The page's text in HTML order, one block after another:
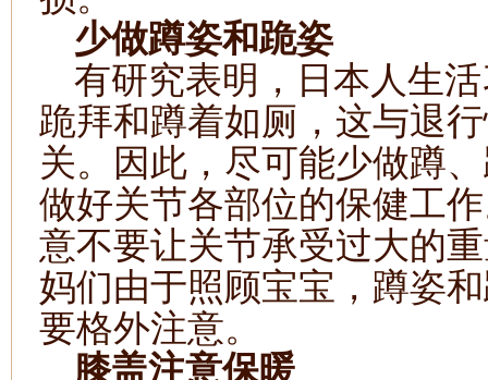
少做蹲姿和跪姿
有研究表明，日本人生
跪拜和蹲着如厕，这与退
关。因此，尽可能少做蹲
做好关节各部位的保健工
意不要让关节承受过大的
妈们由于照顾宝宝，蹲姿
要格外注意。
膝盖注意保暖